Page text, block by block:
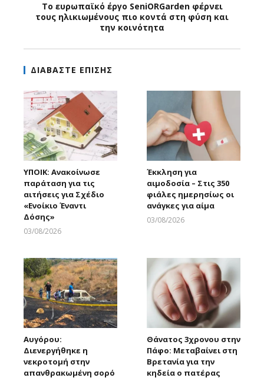
Το ευρωπαϊκό έργο SeniORGarden φέρνει
τους ηλικιωμένους πιο κοντά στη φύση και
την κοινότητα
ΔΙΑΒΑΣΤΕ ΕΠΙΣΗΣ
ΥΠΟΙΚ: Ανακοίνωσε
παράταση για τις
αιτήσεις για Σχέδιο
«Ενοίκιο Έναντι
Δόσης»
03/08/2026
Έκκληση για
αιμοδοσία – Στις 350
φιάλες ημερησίως οι
ανάγκες για αίμα
03/08/2026
Αυγόρου:
Διενεργήθηκε η
νεκροτομή στην
απανθρακωμένη σορό
Θάνατος 3χρονου στην
Πάφο: Μεταβαίνει στη
Βρετανία για την
κηδεία ο πατέρας